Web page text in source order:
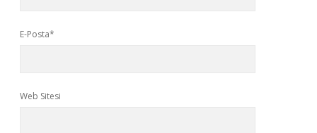
E-Posta*
Web Sitesi